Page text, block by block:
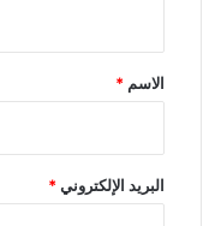
*
الاسم *
البريد الإلكتروني*